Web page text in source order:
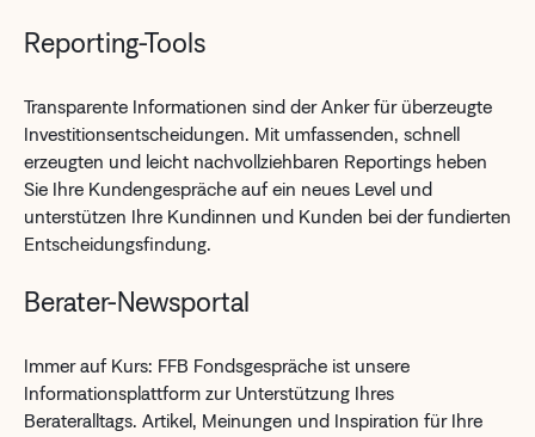
Reporting-Tools
Transparente Informationen sind der Anker für überzeugte
Investitionsentscheidungen. Mit umfassenden, schnell
erzeugten und leicht nachvollziehbaren Reportings heben
Sie Ihre Kundengespräche auf ein neues Level und
unterstützen Ihre Kundinnen und Kunden bei der fundierten
Entscheidungsfindung.
Berater-Newsportal
Immer auf Kurs: FFB Fondsgespräche ist unsere
Informationsplattform zur Unterstützung Ihres
Berateralltags. Artikel, Meinungen und Inspiration für Ihre